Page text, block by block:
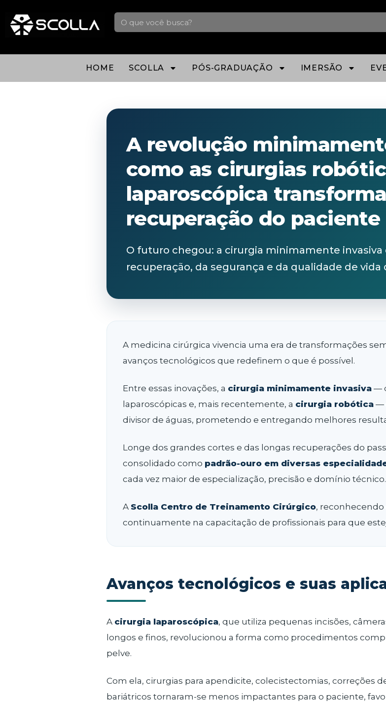
HOME SCOLLA PÓS-GRADUAÇÃO IMERSÃO
A revolução
como as cirurgias
laparoscópica
recuperação do paciente
O futuro chegou: a cirurgia minimamente invasiva
recuperação, da segurança e da qualidade de vida
A medicina cirúrgica vivencia uma era de transformações
avanços tecnológicos que redefinem o que é possível.
Entre essas inovações, a cirurgia minimamente invasiva —
laparoscópicas e, mais recentemente, a cirurgia robótica —
divisor de águas, prometendo e entregando melhores
Longe dos grandes cortes e das longas recuperações do
consolidado como padrão-ouro em diversas
cada vez maior de especialização, precisão e domínio técnico.
A Scolla Centro de Treinamento Cirúrgico, reconhecendo
continuamente na capacitação de profissionais para que
Avanços tecnológicos e suas
A cirurgia laparoscópica, que utiliza pequenas incisões,
longos e finos, revolucionou a forma como procedimentos
pelve.
Com ela, cirurgias para apendicite, colecistectomias, correções
bariátricos tornaram-se menos impactantes para o paciente,